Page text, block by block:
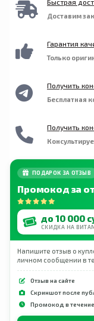
Доставим
Гарантия
Только
Получить
Бесплатная
Получить
ПОДАРОК ЗА ОТЗЫВ
Промокод за
до 10 000
СКИДКА НА
Напишите отзыв о
личном сообщении в
Отзыв на сайте
Скриншот после
Промокод в течение